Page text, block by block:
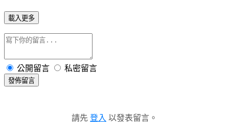
載入更多
公開留言 私密留言
發佈留言
請先 登入 以發表留言。